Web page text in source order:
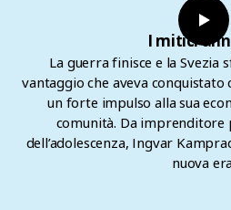
povero. Il luogo ideale per
I mitici
La guerra finisce e la Svezia
vantaggio che aveva
un forte impulso alla sua
comunità. Da imprenditore
dell’adolescenza, Ingvar
nuova